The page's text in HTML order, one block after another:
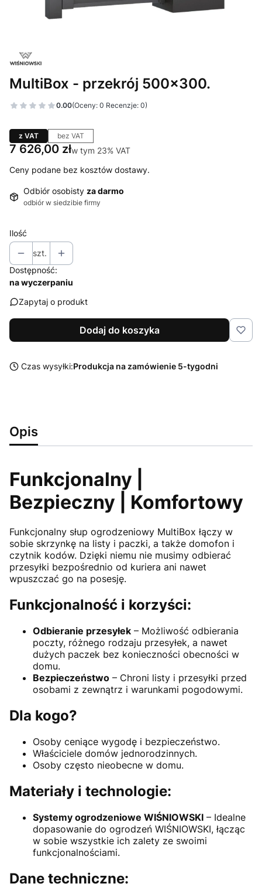
MultiBox - przekrój 500x300.
0.00(Oceny: 0 Recenzje: 0)
z VAT bez VAT
Cena
7 626,00 złw tym 23% VAT
w tym 23% VAT
Ceny podane bez kosztów dostawy.
Odbiór osobisty za darmo
odbiór w siedzibie firmy
Ilość
szt.
Dostępność:
na wyczerpaniu
Zapytaj o produkt
Dodaj do koszyka
Czas wysyłki:Produkcja na zamówienie 5-tygodni
Opis
Funkcjonalny |
Bezpieczny | Komfortowy
Funkcjonalny słup ogrodzeniowy MultiBox łączy w
sobie skrzynkę na listy i paczki, a także domofon i
czytnik kodów. Dzięki niemu nie musimy odbierać
przesyłki bezpośrednio od kuriera ani nawet
wpuszczać go na posesję.
Funkcjonalność i korzyści:
Odbieranie przesyłek – Możliwość odbierania
poczty, różnego rodzaju przesyłek, a nawet
dużych paczek bez konieczności obecności w
domu.
Bezpieczeństwo – Chroni listy i przesyłki przed
osobami z zewnątrz i warunkami pogodowymi.
Dla kogo?
Osoby ceniące wygodę i bezpieczeństwo.
Właściciele domów jednorodzinnych.
Osoby często nieobecne w domu.
Materiały i technologie:
Systemy ogrodzeniowe WIŚNIOWSKI – Idealne
dopasowanie do ogrodzeń WIŚNIOWSKI, łącząc
w sobie wszystkie ich zalety ze swoimi
funkcjonalnościami.
Dane techniczne: